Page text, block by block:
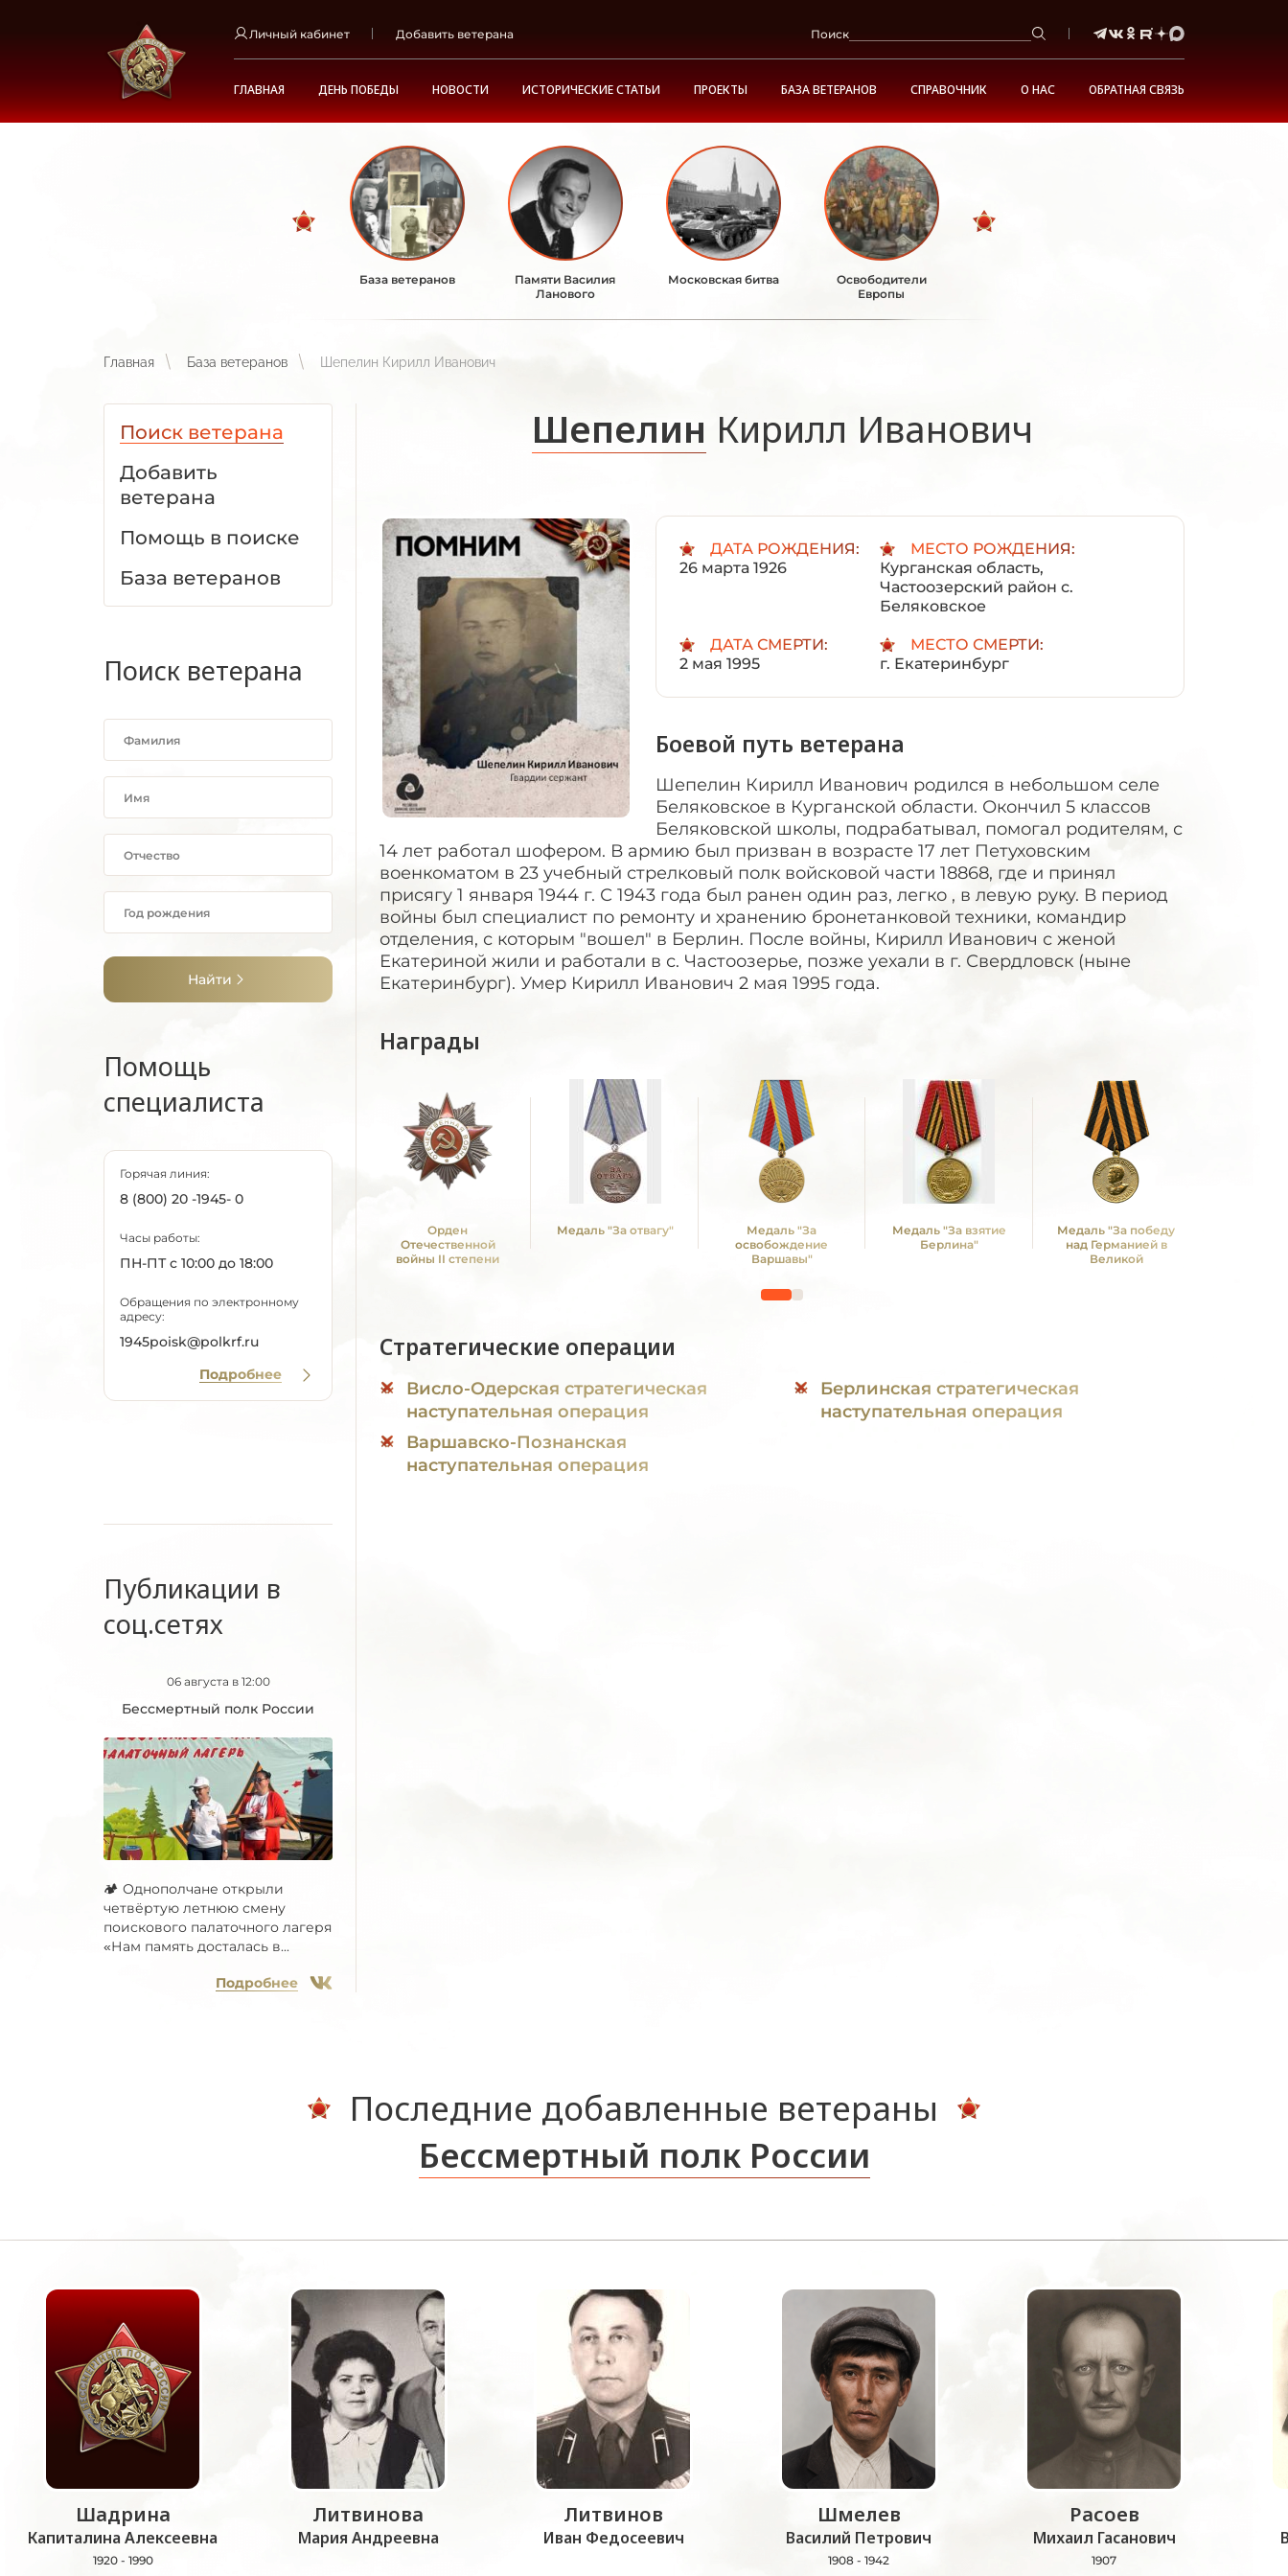
Личный кабинет Добавить ветерана Поиск
ГЛАВНАЯ ДЕНЬ ПОБЕДЫ НОВОСТИ ИСТОРИЧЕСКИЕ СТАТЬИ ПРОЕКТЫ БАЗА ВЕТЕРАНОВ СПРАВОЧНИК О НАС ОБРАТНАЯ СВЯЗЬ
База ветеранов
Памяти Василия
Ланового
Московская битва
Освободители
Европы
Главная База ветеранов Шепелин Кирилл Иванович
Поиск ветерана
Добавить
ветерана
Помощь в поиске
База ветеранов
Поиск ветерана
Найти
Помощь
специалиста
Горячая линия:
8 (800) 20 -1945- 0
Часы работы:
ПН-ПТ с 10:00 до 18:00
Обращения по электронному
адресу:
1945poisk@polkrf.ru
Подробнее
Публикации в
соц.сетях
06 августа в 12:00
Бессмертный полк России
🏕 Однополчане открыли
четвёртую летнюю смену
поискового палаточного лагеря
«Нам память досталась в...
Подробнее
Шепелин Кирилл Иванович
ДАТА РОЖДЕНИЯ:
26 марта 1926
МЕСТО РОЖДЕНИЯ:
Курганская область,
Частоозерский район с.
Беляковское
ДАТА СМЕРТИ:
2 мая 1995
МЕСТО СМЕРТИ:
г. Екатеринбург
Боевой путь ветерана
Шепелин Кирилл Иванович родился в небольшом селе
Беляковское в Курганской области. Окончил 5 классов
Беляковской школы, подрабатывал, помогал родителям, с
14 лет работал шофером. В армию был призван в возрасте 17 лет Петуховским
военкоматом в 23 учебный стрелковый полк войсковой части 18868, где и принял
присягу 1 января 1944 г. С 1943 года был ранен один раз, легко , в левую руку. В период
войны был специалист по ремонту и хранению бронетанковой техники, командир
отделения, с которым "вошел" в Берлин. После войны, Кирилл Иванович с женой
Екатериной жили и работали в с. Частоозерье, позже уехали в г. Свердловск (ныне
Екатеринбург). Умер Кирилл Иванович 2 мая 1995 года.
Награды
Орден
Отечественной
войны II степени
Медаль "За отвагу"
Медаль "За
освобождение
Варшавы"
Медаль "За взятие
Берлина"
Медаль "За победу
над Германией в
Великой
Стратегические операции
Висло-Одерская стратегическая
наступательная операция
Варшавско-Познанская
наступательная операция
Берлинская стратегическая
наступательная операция
Последние добавленные ветераны
Бессмертный полк России
Шадрина
Капиталина Алексеевна
1920 - 1990
Литвинова
Мария Андреевна
Литвинов
Иван Федосеевич
Шмелев
Василий Петрович
1908 - 1942
Расоев
Михаил Гасанович
1907